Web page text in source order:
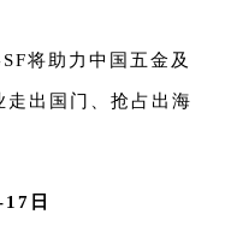
将助力中国五金及
走出国门、抢占出海
日